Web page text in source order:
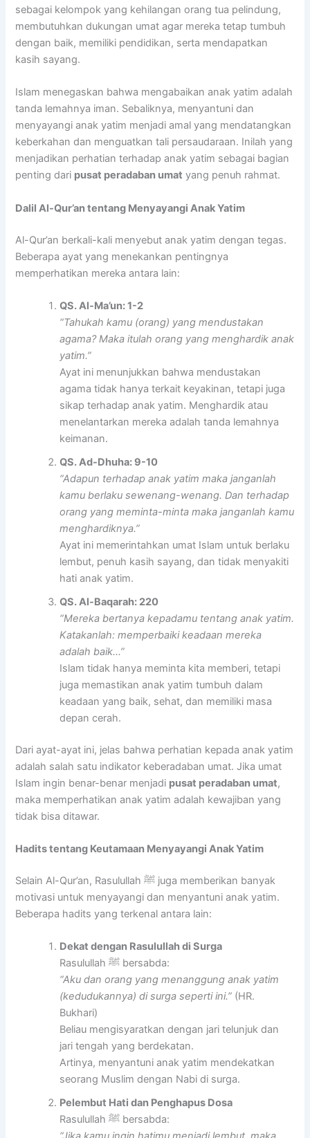
sebagai kelompok yang kehilangan orang tua pelindung,
membutuhkan dukungan umat agar mereka tetap tumbuh
dengan baik, memiliki pendidikan, serta mendapatkan
kasih sayang.
Islam menegaskan bahwa mengabaikan anak yatim adalah
tanda lemahnya iman. Sebaliknya, menyantuni dan
menyayangi anak yatim menjadi amal yang mendatangkan
keberkahan dan menguatkan tali persaudaraan. Inilah yang
menjadikan perhatian terhadap anak yatim sebagai bagian
penting dari pusat peradaban umat yang penuh rahmat.
Dalil Al-Qur’an tentang Menyayangi Anak Yatim
Al-Qur’an berkali-kali menyebut anak yatim dengan tegas.
Beberapa ayat yang menekankan pentingnya
memperhatikan mereka antara lain:
QS. Al-Ma’un: 1-2
“Tahukah kamu (orang) yang mendustakan
agama? Maka itulah orang yang menghardik anak
yatim.”
Ayat ini menunjukkan bahwa mendustakan
agama tidak hanya terkait keyakinan, tetapi juga
sikap terhadap anak yatim. Menghardik atau
menelantarkan mereka adalah tanda lemahnya
keimanan.
QS. Ad-Dhuha: 9-10
“Adapun terhadap anak yatim maka janganlah
kamu berlaku sewenang-wenang. Dan terhadap
orang yang meminta-minta maka janganlah kamu
menghardiknya.”
Ayat ini memerintahkan umat Islam untuk berlaku
lembut, penuh kasih sayang, dan tidak menyakiti
hati anak yatim.
QS. Al-Baqarah: 220
“Mereka bertanya kepadamu tentang anak yatim.
Katakanlah: memperbaiki keadaan mereka
adalah baik…”
Islam tidak hanya meminta kita memberi, tetapi
juga memastikan anak yatim tumbuh dalam
keadaan yang baik, sehat, dan memiliki masa
depan cerah.
Dari ayat-ayat ini, jelas bahwa perhatian kepada anak yatim
adalah salah satu indikator keberadaban umat. Jika umat
Islam ingin benar-benar menjadi pusat peradaban umat,
maka memperhatikan anak yatim adalah kewajiban yang
tidak bisa ditawar.
Hadits tentang Keutamaan Menyayangi Anak Yatim
Selain Al-Qur’an, Rasulullah ﷺ juga memberikan banyak
motivasi untuk menyayangi dan menyantuni anak yatim.
Beberapa hadits yang terkenal antara lain:
Dekat dengan Rasulullah di Surga
Rasulullah ﷺ bersabda:
“Aku dan orang yang menanggung anak yatim
(kedudukannya) di surga seperti ini.” (HR.
Bukhari)
Beliau mengisyaratkan dengan jari telunjuk dan
jari tengah yang berdekatan.
Artinya, menyantuni anak yatim mendekatkan
seorang Muslim dengan Nabi di surga.
Pelembut Hati dan Penghapus Dosa
Rasulullah ﷺ bersabda: